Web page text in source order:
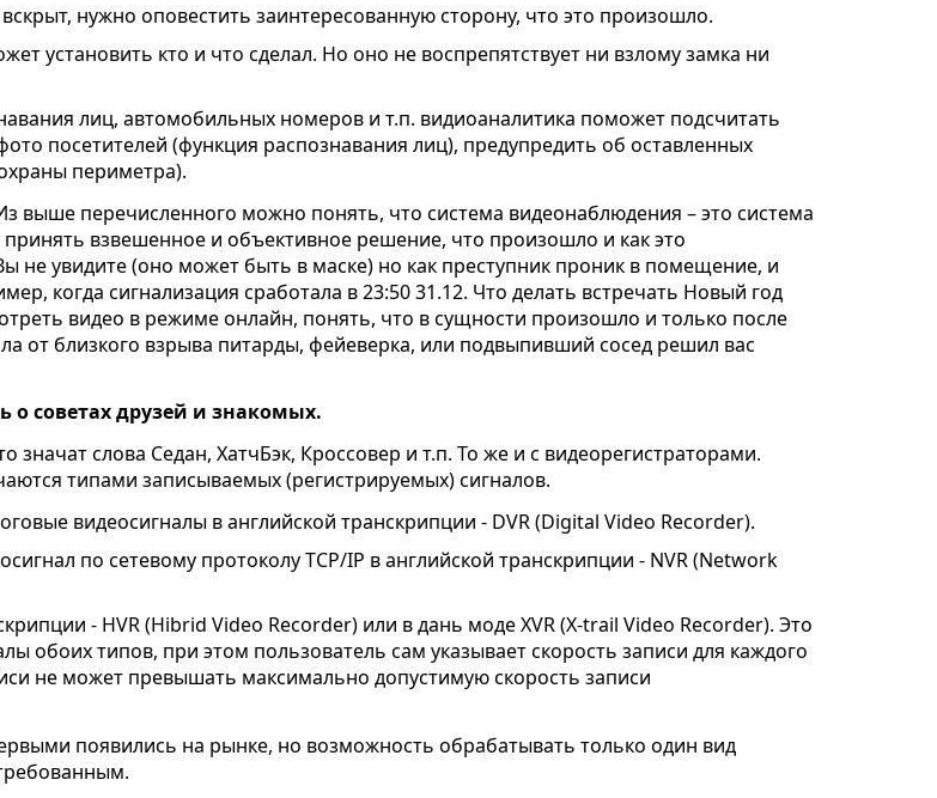
нужно оповестить заинтересованную сторону, что это произошло.
установить кто и что сделал. Но оно не воспрепятствует ни взлому замка ни
лиц, автомобильных номеров и т.п. видиоаналитика поможет подсчитать
посетителей (функция распознавания лиц), предупредить об оставленных
периметра).
выше перечисленного можно понять, что система видеонаблюдения – это система
взвешенное и объективное решение, что произошло и как это
не увидите (оно может быть в маске) но как преступник проник в помещение, и
когда сигнализация сработала в 23:50 31.12. Что делать встречать Новый год
видео в режиме онлайн, понять, что в сущности произошло и только после
от близкого взрыва питарды, фейеверка, или подвыпивший сосед решил вас
о советах друзей и знакомых.
слова Седан, ХатчБэк, Кроссовер и т.п. То же и с видеорегистраторами.
типами записываемых (регистрируемых) сигналов.
видеосигналы в английской транскрипции - DVR (Digital Video Recorder).
по сетевому протоколу TCP/IP в английской транскрипции - NVR (Network
- HVR (Hibrid Video Recorder) или в дань моде XVR (X-trail Video Recorder). Это
обоих типов, при этом пользователь сам указывает скорость записи для каждого
не может превышать максимально допустимую скорость записи
появились на рынке, но возможность обрабатывать только один вид